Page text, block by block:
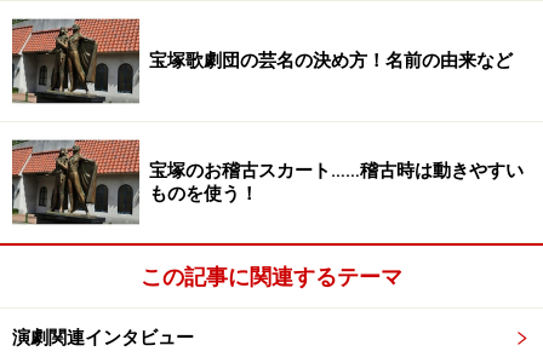
クスの話になっていったり、だじゃれがまじめな話につ
ながっていったりする。井上作品には世界のすべてが入
っている」とコメント。
そうなんです。井上作品は言葉遊びがおもしろく、ま
たてられます。
今回、蜷川作品初登場となる上川も、「井上さんの初
宝塚歌劇団の芸名の決め方！名前の由来など
宝塚のお稽古スカート……稽古時は動きやすい
ものを使う！
この記事に関連するテーマ
演劇関連インタビュー